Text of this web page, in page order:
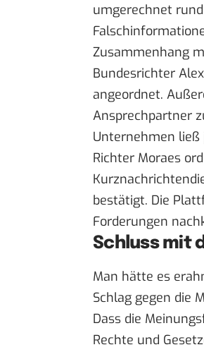
umgerechnet
Zusammenhang
Bundesrichter
angeordnet.
Ansprechpartner
Unternehmen
Richter Moraes
bestätigt. Die
Forderungen
Schluss mit
Man hätte es
Schlag gegen die
Dass die
Rechte und